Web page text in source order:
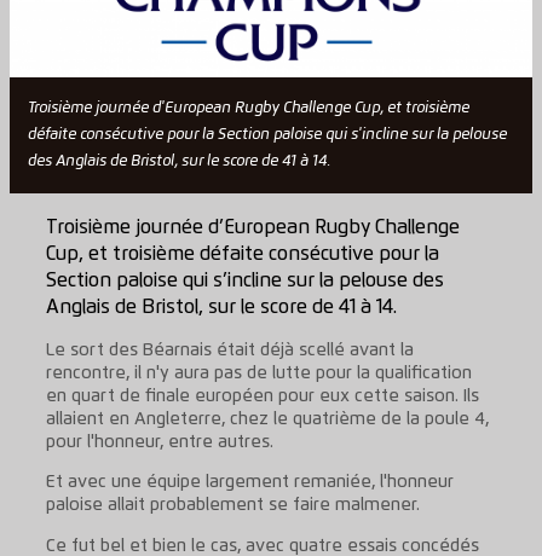
Troisième journée d'European Rugby Challenge Cup, et troisième
défaite consécutive pour la Section paloise qui s'incline sur la pelouse
des Anglais de Bristol, sur le score de 41 à 14.
Troisième journée d’European Rugby Challenge
Cup, et troisième défaite consécutive pour la
Section paloise qui s’incline sur la pelouse des
Anglais de Bristol, sur le score de 41 à 14.
Le sort des Béarnais était déjà scellé avant la
rencontre, il n'y aura pas de lutte pour la qualification
en quart de finale européen pour eux cette saison. Ils
allaient en Angleterre, chez le quatrième de la poule 4,
pour l'honneur, entre autres.
Et avec une équipe largement remaniée, l'honneur
paloise allait probablement se faire malmener.
Ce fut bel et bien le cas, avec quatre essais concédés